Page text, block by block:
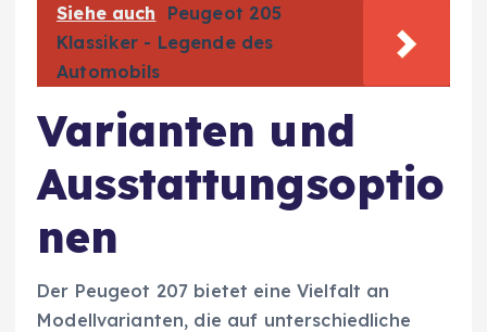
Siehe auch
Peugeot 205
Klassiker - Legende des
Automobils
Varianten und
Ausstattungsoptio
nen
Der Peugeot 207 bietet eine Vielfalt an
Modellvarianten, die auf unterschiedliche